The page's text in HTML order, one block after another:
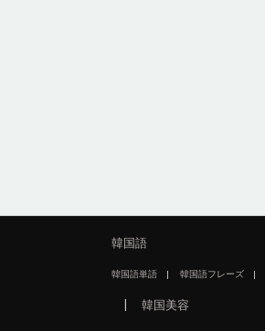
韓国語
韓国語単語 韓国語フレーズ
韓国美容